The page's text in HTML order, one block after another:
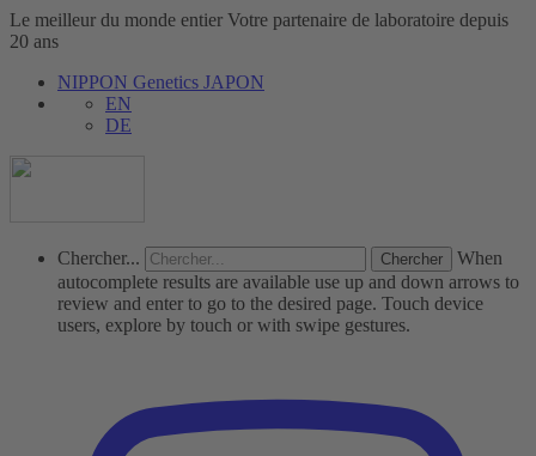
Le meilleur du monde entier Votre partenaire de laboratoire depuis
20 ans
NIPPON Genetics JAPON
EN
DE
Chercher...
When
autocomplete results are available use up and down arrows to
review and enter to go to the desired page. Touch device
users, explore by touch or with swipe gestures.